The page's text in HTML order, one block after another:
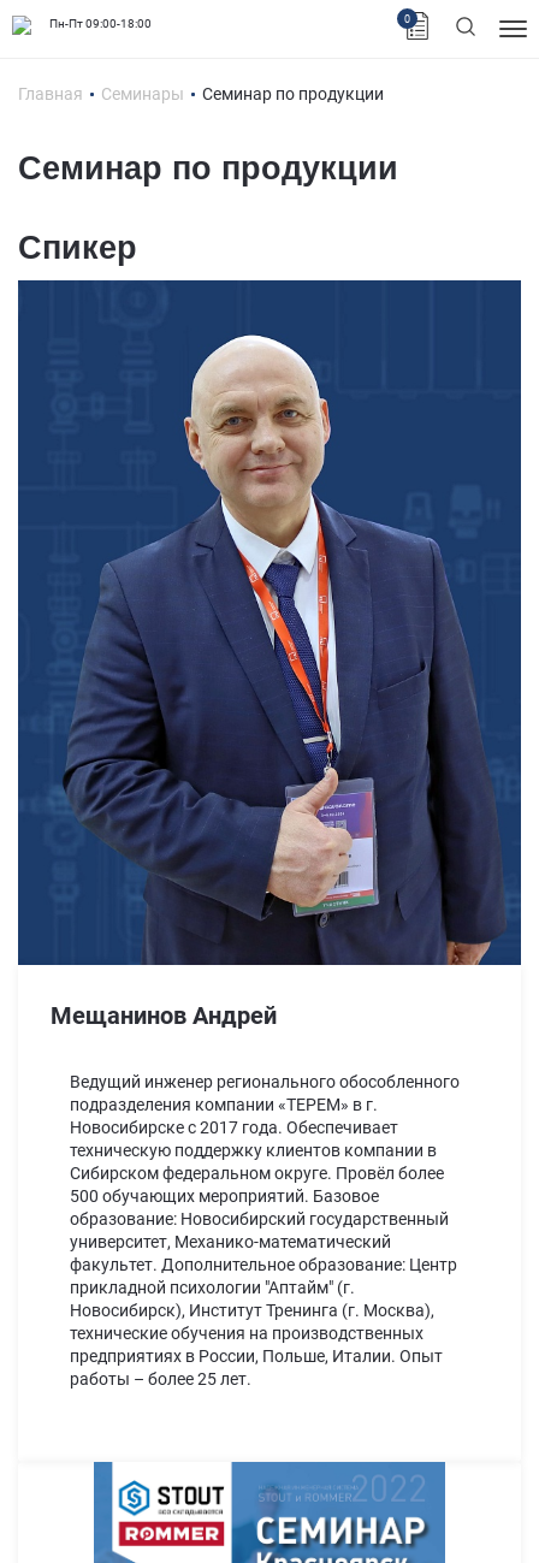
Пн-Пт 09:00-18:00 0
Главная Семинары Семинар по продукции
Семинар по продукции
Спикер
Мещанинов Андрей
Ведущий инженер регионального обособленного
подразделения компании «ТЕРЕМ» в г.
Новосибирске с 2017 года. Обеспечивает
техническую поддержку клиентов компании в
Сибирском федеральном округе. Провёл более
500 обучающих мероприятий. Базовое
образование: Новосибирский государственный
университет, Механико-математический
факультет. Дополнительное образование: Центр
прикладной психологии "Аптайм" (г.
Новосибирск), Институт Тренинга (г. Москва),
технические обучения на производственных
предприятиях в России, Польше, Италии. Опыт
работы – более 25 лет.